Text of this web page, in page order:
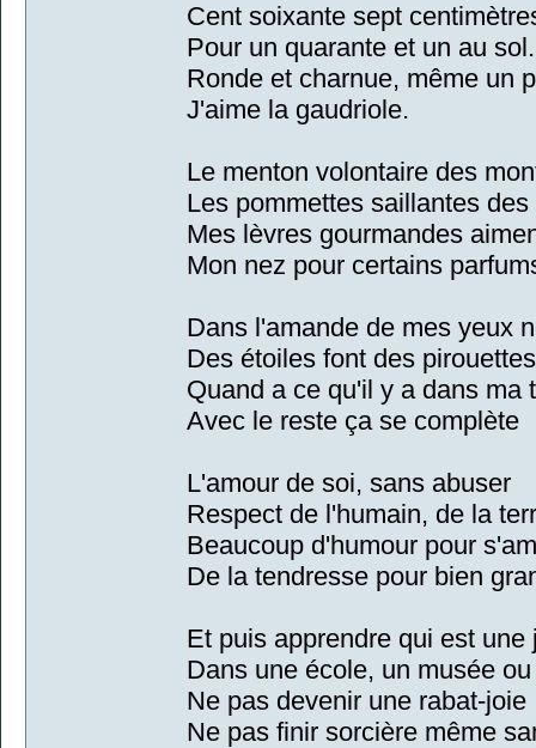
Cent soixante sept
Pour un quarante et un au sol.
Ronde et charnue, même un
J'aime la gaudriole.
Le menton volontaire des
Les pommettes saillantes
Mes lèvres gourmandes
Mon nez pour certains
Dans l'amande de mes yeux
Des étoiles font des pirouettes
Quand a ce qu'il y a dans ma
Avec le reste ça se complète
L'amour de soi, sans abuser
Respect de l'humain, de la
Beaucoup d'humour pour
De la tendresse pour bien
Et puis apprendre qui est une
Dans une école, un musée
Ne pas devenir une rabat-joie
Ne pas finir sorcière même